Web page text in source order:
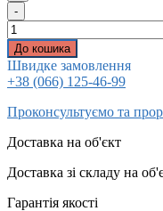
-
До кошика
Швидке замовлення
+38 (066) 125-46-99
Проконсультуємо та
Доставка на об'єкт
Доставка зі складу на
Гарантія якості